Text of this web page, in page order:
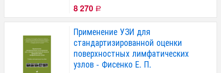
8 270 Р
Применение УЗИ для
стандартизированной оценки
поверхностных лимфатических
узлов - Фисенко Е. П.